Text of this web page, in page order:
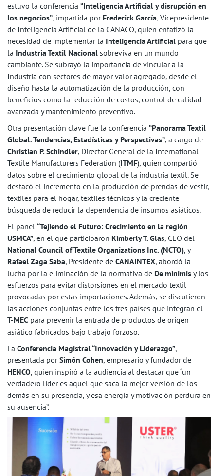
estuvo la conferencia “Inteligencia Artificial y disrupción en
los negocios”, impartida por Frederick García, Vicepresidente
de Inteligencia Artificial de la CANACO, quien enfatizó la
necesidad de implementar la Inteligencia Artificial para que
la Industria Textil Nacional sobreviva en un mundo
cambiante. Se subrayó la importancia de vincular a la
Industria con sectores de mayor valor agregado, desde el
diseño hasta la automatización de la producción, con
beneficios como la reducción de costos, control de calidad
avanzada y mantenimiento preventivo.
Otra presentación clave fue la conferencia “Panorama Textil
Global: Tendencias, Estadísticas y Perspectivas”, a cargo de
Christian P. Schindler, Director General de la International
Textile Manufacturers Federation (ITMF), quien compartió
datos sobre el crecimiento global de la industria textil. Se
destacó el incremento en la producción de prendas de vestir,
textiles para el hogar, textiles técnicos y la creciente
búsqueda de reducir la dependencia de insumos asiáticos.
El panel “Tejiendo el Futuro: Crecimiento en la región
USMCA”, en el que participaron Kimberly T. Glas, CEO del
National Council of Textile Organizations Inc. (NCTO), y
Rafael Zaga Saba, Presidente de CANAINTEX, abordó la
lucha por la eliminación de la normativa de De minimis y los
esfuerzos para evitar distorsiones en el mercado textil
provocadas por estas importaciones. Además, se discutieron
las acciones conjuntas entre los tres países que integran el
T-MEC para prevenir la entrada de productos de origen
asiático fabricados bajo trabajo forzoso.
La Conferencia Magistral “Innovación y Liderazgo”,
presentada porSimón Cohen, empresario y fundador de
HENCO, quien inspiró a la audiencia al destacar que “un
verdadero líder es aquel que saca la mejor versión de los
demás en su presencia, y esa energía y motivación perdura en
su ausencia”.